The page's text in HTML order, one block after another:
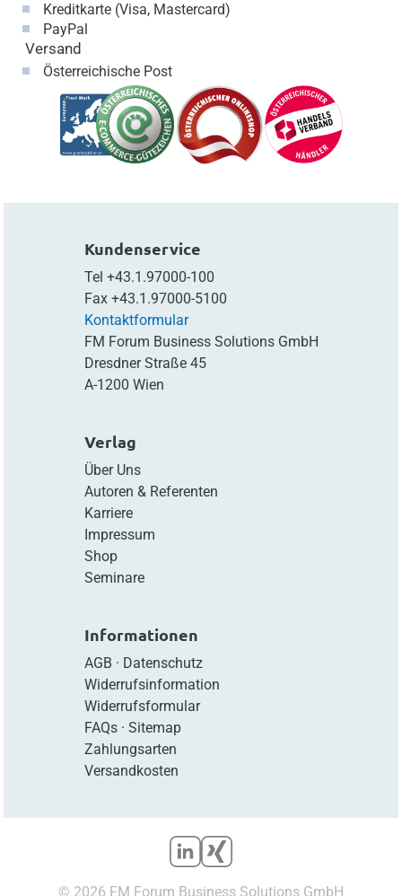
Kreditkarte (Visa, Mastercard)
PayPal
Versand
Österreichische Post
Kundenservice
Tel +43.1.97000-100
Fax +43.1.97000-5100
Kontaktformular
FM Forum Business Solutions GmbH
Dresdner Straße 45
A-1200 Wien
Verlag
Über Uns
Autoren & Referenten
Karriere
Impressum
Shop
Seminare
Informationen
AGB · Datenschutz
Widerrufsinformation
Widerrufsformular
FAQs· Sitemap
Zahlungsarten
Versandkosten
© 2026 FM Forum Business Solutions GmbH